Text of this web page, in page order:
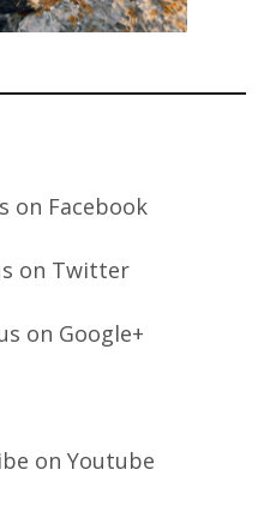
on Facebook
on Twitter
on Google+
on Youtube